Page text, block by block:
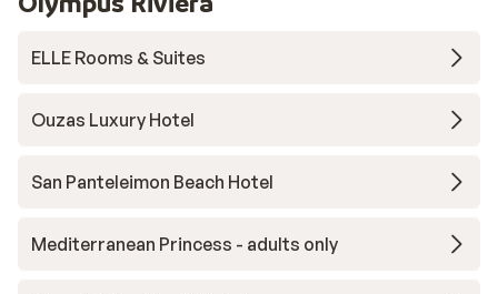
ELLE Rooms & Suites
Ouzas Luxury Hotel
San Panteleimon Beach Hotel
Mediterranean Princess - adults only